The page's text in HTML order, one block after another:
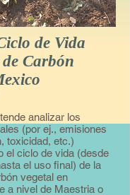
de Vida
Carbón
analizar los
(por ej., emisiones
toxicidad, etc.)
el ciclo de vida (desde
el uso final) de la
vegetal en
a nivel de Maestria o